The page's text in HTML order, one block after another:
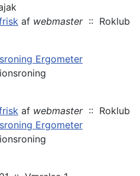
af webmaster:: Roklub
Ergometer
af webmaster:: Roklub
Ergometer